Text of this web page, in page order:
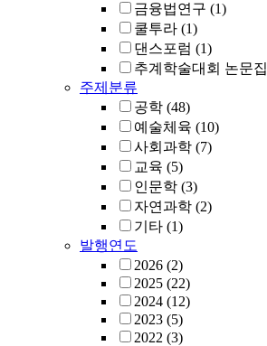
금융법연구 (1)
쿨투라 (1)
댄스포럼 (1)
추계학술대회 논문집
주제분류
공학 (48)
예술체육 (10)
사회과학 (7)
교육 (5)
인문학 (3)
자연과학 (2)
기타 (1)
발행연도
2026 (2)
2025 (22)
2024 (12)
2023 (5)
2022 (3)